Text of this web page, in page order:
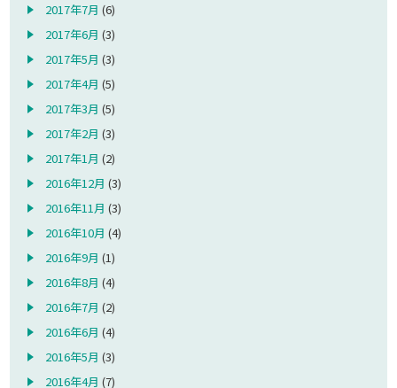
2017年7月 (6)
2017年6月 (3)
2017年5月 (3)
2017年4月 (5)
2017年3月 (5)
2017年2月 (3)
2017年1月 (2)
2016年12月 (3)
2016年11月 (3)
2016年10月 (4)
2016年9月 (1)
2016年8月 (4)
2016年7月 (2)
2016年6月 (4)
2016年5月 (3)
2016年4月 (7)